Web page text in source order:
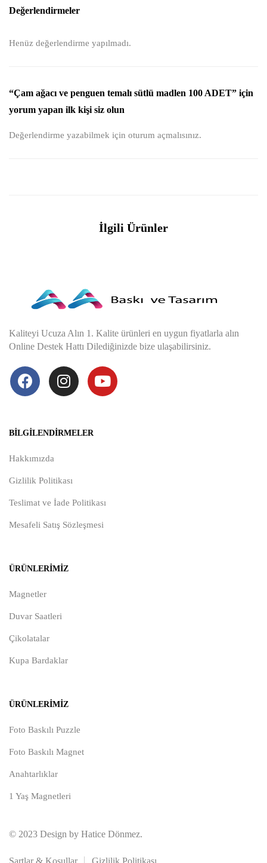
Değerlendirmeler
Henüz değerlendirme yapılmadı.
“Çam ağacı ve penguen temalı sütlü madlen 100 ADET” için
yorum yapan ilk kişi siz olun
Değerlendirme yazabilmek için oturum açmalısınız.
İlgili Ürünler
Kaliteyi Ucuza Alın 1. Kalite ürünleri en uygun fiyatlarla alın
Online Destek Hattı Dilediğinizde bize ulaşabilirsiniz.
BILGILENDIRMELER
Hakkımızda
Gizlilik Politikası
Teslimat ve İade Politikası
Mesafeli Satış Sözleşmesi
ÜRÜNLERIMIZ
Magnetler
Duvar Saatleri
Çikolatalar
Kupa Bardaklar
ÜRÜNLERIMIZ
Foto Baskılı Puzzle
Foto Baskılı Magnet
Anahtarlıklar
1 Yaş Magnetleri
© 2023 Design by Hatice Dönmez.
Şartlar & Koşullar Gizlilik Politikası